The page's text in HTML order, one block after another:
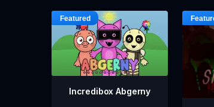
Incredibox Abgerny